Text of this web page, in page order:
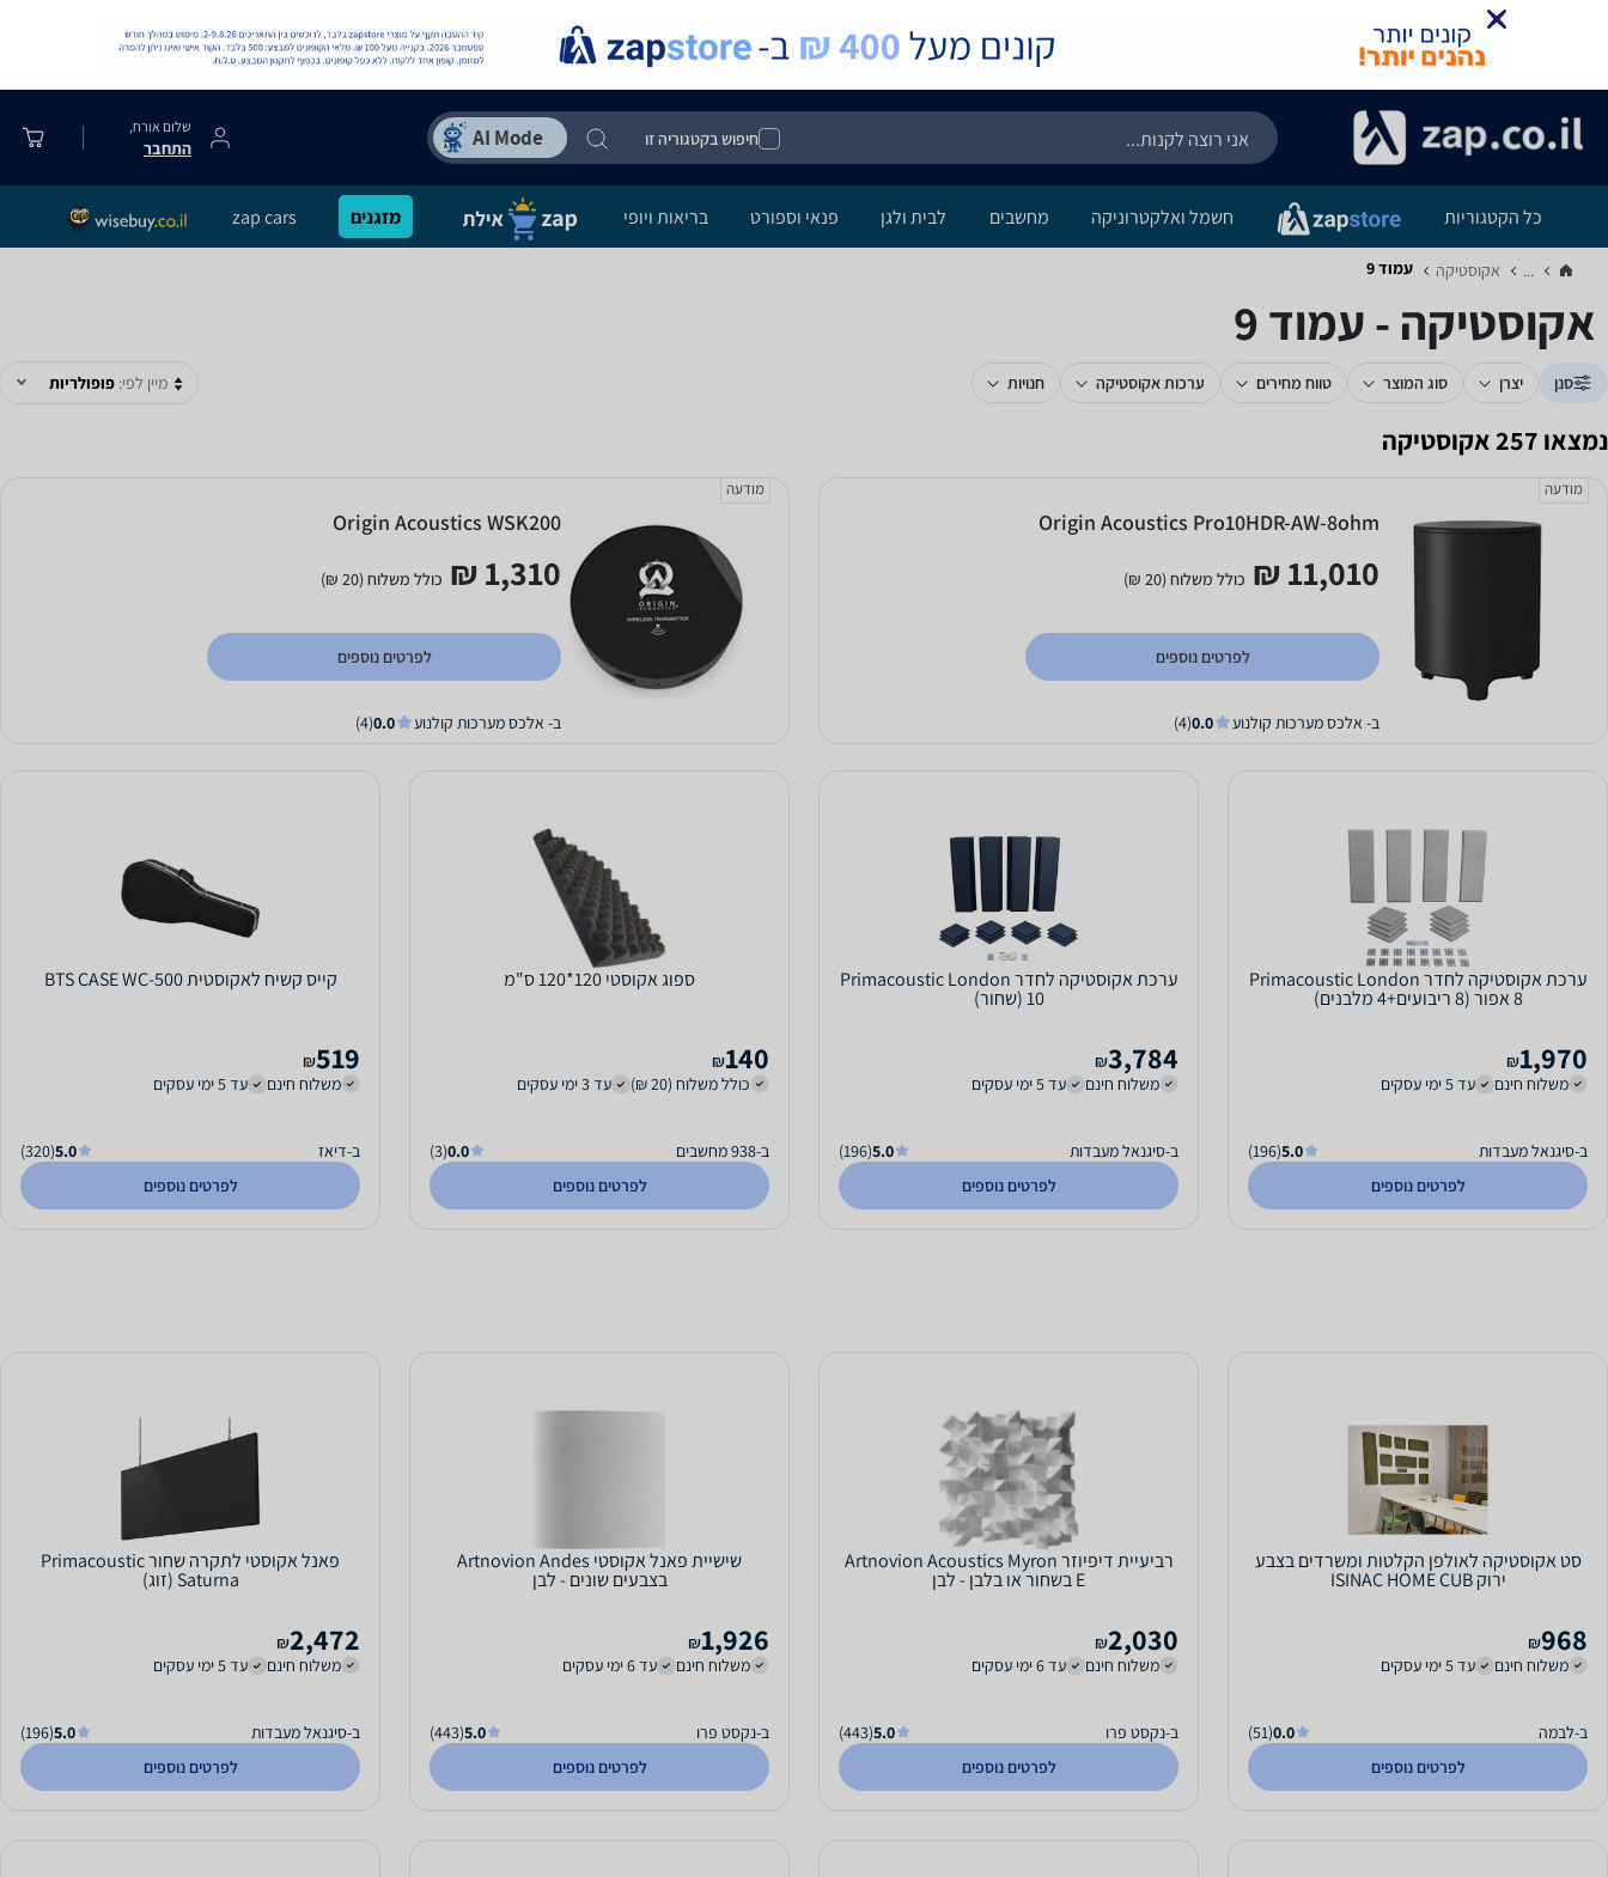
חיפוש בקטגוריה זו
שלום אורח,
התחבר
כל הקטגוריות חשמל ואלקטרוניקה מחשבים לבית ולגן פנאי וספורט בריאות ויופי מזגנים zap cars
... אקוסטיקה‏ עמוד 9
אקוסטיקה - עמוד 9
סנן יצרן סוג המוצר טווח מחירים ערכות אקוסטיקה חנויות מיין לפי: פופולריות
נמצאו 257 אקוסטיקה
מודעה
Origin Acoustics Pro10HDR-AW-8ohm
11,010 ₪ כולל משלוח (20 ₪)
לפרטים נוספים
ב- אלכס מערכות קולנוע 0.0
(4)
מודעה
Origin Acoustics WSK200
1,310 ₪ כולל משלוח (20 ₪)
לפרטים נוספים
ב- אלכס מערכות קולנוע 0.0
(4)
ערכת אקוסטיקה לחדר Primacoustic London
8 אפור (8 ריבועים+4 מלבנים)
1,970
₪
משלוח חינם
עד 5 ימי עסקים
ב-סיגנאל מעבדות 5.0
(196)
לפרטים נוספים
ערכת אקוסטיקה לחדר Primacoustic London
10 (שחור)
3,784
₪
משלוח חינם
עד 5 ימי עסקים
ב-סיגנאל מעבדות 5.0
(196)
לפרטים נוספים
ספוג אקוסטי 120*120 ס"מ
140
₪
כולל משלוח (20 ₪)
עד 3 ימי עסקים
ב-938 מחשבים 0.0
(3)
לפרטים נוספים
קייס קשיח לאקוסטית BTS CASE WC-500
519
₪
משלוח חינם
עד 5 ימי עסקים
ב-דיאז 5.0
(320)
לפרטים נוספים
סט אקוסטיקה לאולפן הקלטות ומשרדים בצבע
ירוק ISINAC HOME CUB
968
₪
משלוח חינם
עד 5 ימי עסקים
ב-לבמה 0.0
(51)
לפרטים נוספים
רביעיית דיפיוזר Artnovion Acoustics Myron
E בשחור או בלבן - לבן
2,030
₪
משלוח חינם
עד 6 ימי עסקים
ב-נקסט פרו 5.0
(443)
לפרטים נוספים
שישיית פאנל אקוסטי Artnovion Andes
בצבעים שונים - לבן
1,926
₪
משלוח חינם
עד 6 ימי עסקים
ב-נקסט פרו 5.0
(443)
לפרטים נוספים
פאנל אקוסטי לתקרה שחור Primacoustic
Saturna (זוג)
2,472
₪
משלוח חינם
עד 5 ימי עסקים
ב-סיגנאל מעבדות 5.0
(196)
לפרטים נוספים